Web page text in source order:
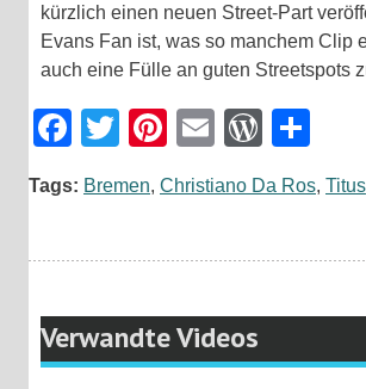
kürzlich einen neuen Street-Part
Evans Fan ist, was so manchem Clip
auch eine Fülle an guten Streetspots
Facebook
TwitterPinterest
Email
Tags: Bremen, Christiano Da Ros, Titus
Verwandte Videos